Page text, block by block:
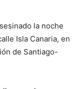
la noche
Isla Canaria, en
de Santiago-